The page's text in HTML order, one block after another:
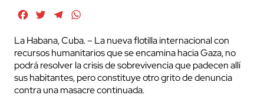
FacebookTwitterTelegram
La Habana, Cuba. – La nueva flotilla internacional con
recursos humanitarios que se encamina hacia Gaza, no
podrá resolver la crisis de sobrevivencia que padecen allí
sus habitantes, pero constituye otro grito de denuncia
contra una masacre continuada.